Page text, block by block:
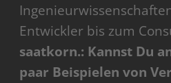
Entwickler bis zum
saatkorn.: Kannst Du
paar Beispielen von